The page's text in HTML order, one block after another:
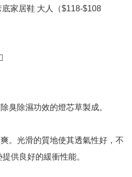
家居鞋 大人（$118-$108
臭除濕功效的燈芯草製成。
。光滑的質地使其透氣性好，不
供良好的緩衝性能。